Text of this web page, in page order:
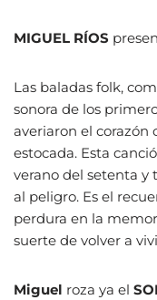
MIGUEL RÍOS
Las baladas folk,
sonora de los
averiaron el corazón
estocada. Esta
verano del setenta y
al peligro. Es el
perdura en la
suerte de volver a
Miguel roza ya el